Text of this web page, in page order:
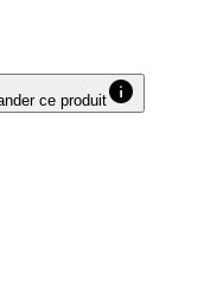
ce produit